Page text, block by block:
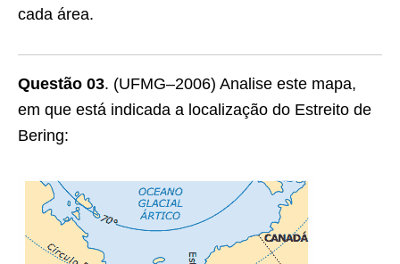
cada área.
Questão 03. (UFMG–2006) Analise este mapa,
em que está indicada a localização do Estreito de
Bering: